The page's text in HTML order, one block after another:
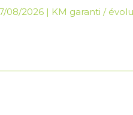
08/2026 | KM garanti /